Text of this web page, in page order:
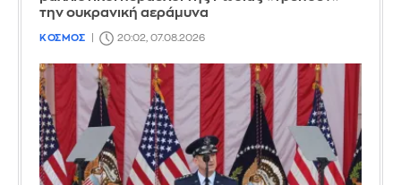
την ουκρανική αεράμυνα
ΚΟΣΜΟΣ 20:02, 07.08.2026